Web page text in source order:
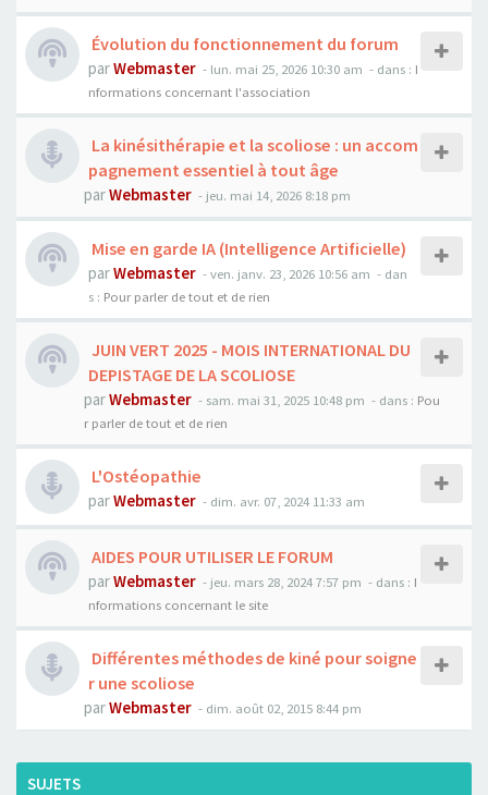
Évolution du fonctionnement du forum
parWebmaster - lun. mai 25, 2026 10:30 am - dans : I
nformations concernant l'association
La kinésithérapie et la scoliose : un accom
pagnement essentiel à tout âge
parWebmaster - jeu. mai 14, 2026 8:18 pm
Mise en garde IA (Intelligence Artificielle)
parWebmaster - ven. janv. 23, 2026 10:56 am - dan
s : Pour parler de tout et de rien
JUIN VERT 2025 - MOIS INTERNATIONAL DU
DEPISTAGE DE LA SCOLIOSE
parWebmaster - sam. mai 31, 2025 10:48 pm - dans : Pou
r parler de tout et de rien
L'Ostéopathie
parWebmaster - dim. avr. 07, 2024 11:33 am
AIDES POUR UTILISER LE FORUM
parWebmaster - jeu. mars 28, 2024 7:57 pm - dans : I
nformations concernant le site
Différentes méthodes de kiné pour soigne
r une scoliose
parWebmaster - dim. août 02, 2015 8:44 pm
SUJETS